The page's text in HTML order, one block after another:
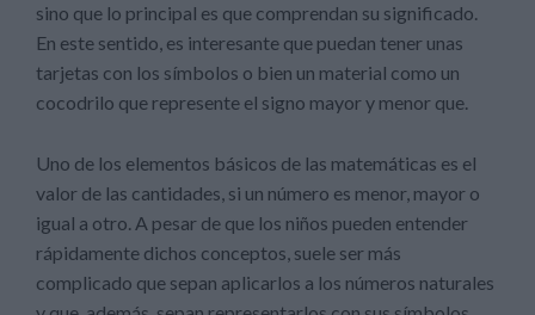
sino que lo principal es que comprendan su significado.
En este sentido, es interesante que puedan tener unas
tarjetas con los símbolos o bien un material como un
cocodrilo que represente el signo mayor y menor que.
Uno de los elementos básicos de las matemáticas es el
valor de las cantidades, si un número es menor, mayor o
igual a otro. A pesar de que los niños pueden entender
rápidamente dichos conceptos, suele ser más
complicado que sepan aplicarlos a los números naturales